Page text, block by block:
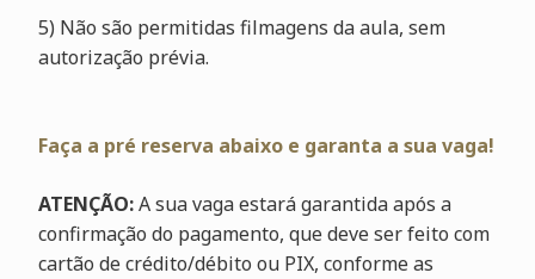
5) Não são permitidas filmagens da aula, sem
autorização prévia.
Faça a pré reserva abaixo e garanta a sua vaga!
ATENÇÃO:A sua vaga estará garantida após a
confirmação do pagamento, que deve ser feito com
cartão de crédito/débito ou PIX, conforme as